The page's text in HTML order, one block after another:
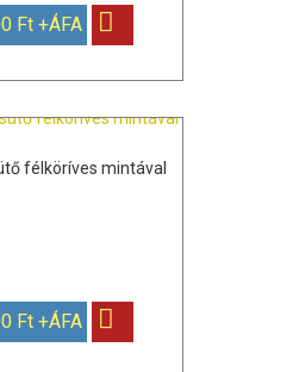
Ft +ÁFA
félköríves mintával
Ft +ÁFA